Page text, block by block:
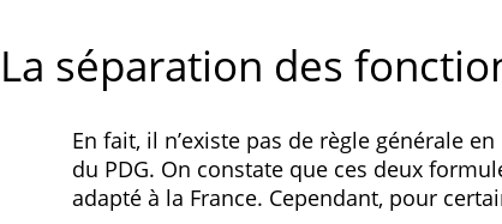
La séparation des
En fait, il n’existe pas de règle générale
du PDG. On constate que ces deux
adapté à la France. Cependant, pour